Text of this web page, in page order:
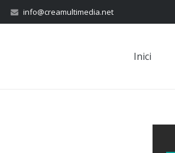
info@creamultimedia.net
Inici